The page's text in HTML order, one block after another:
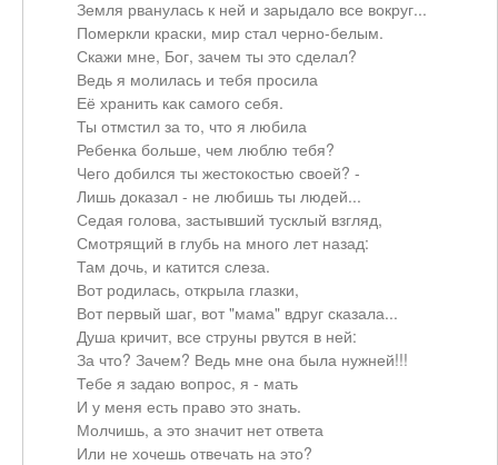
Земля рванулась к ней и зарыдало все вокруг...
Померкли краски, мир стал черно-белым.
Скажи мне, Бог, зачем ты это сделал?
Ведь я молилась и тебя просила
Её хранить как самого себя.
Ты отмстил за то, что я любила
Ребенка больше, чем люблю тебя?
Чего добился ты жестокостью своей? -
Лишь доказал - не любишь ты людей...
Седая голова, застывший тусклый взгляд,
Смотрящий в глубь на много лет назад:
Там дочь, и катится слеза.
Вот родилась, открыла глазки,
Вот первый шаг, вот "мама" вдруг сказала...
Душа кричит, все струны рвутся в ней:
За что? Зачем? Ведь мне она была нужней!!!
Тебе я задаю вопрос, я - мать
И у меня есть право это знать.
Молчишь, а это значит нет ответа
Или не хочешь отвечать на это?